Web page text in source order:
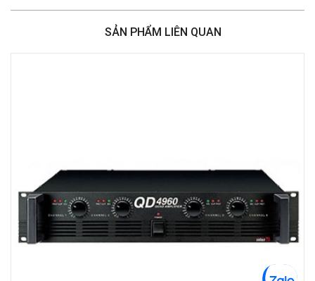
386 Cách Mạng Tháng Tám, Phường Nhiêu Lộc, TPHCM, Quận 3, Hồ Chí
Việt Thương Music - 369 Điện Biên Phủ
Việt Thương Music - Phường Gò Vấp
11 Đường số 3, Khu dân cư Cityland Park Hill, Phường Gò Vấp, TPHCM,
Quận Gò Vấp, Hồ Chí Minh
Việt Thương Music - 442 Lũy Bán Bích
442 Lũy Bán Bích, Phường Tân Phú, TPHCM, Quận Tân Phú, Hồ Chí Minh
Tầng G, Tòa nhà Thảo Điền Pearl, 12 Quốc Hương, Phường An Khánh,
SẢN PHẨM LIÊN QUAN